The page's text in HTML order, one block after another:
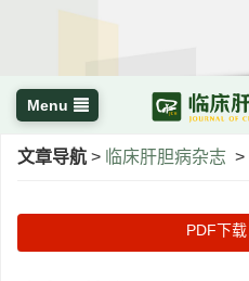
Menu
文章导航 > 临床肝胆病杂志 >
PDF下载